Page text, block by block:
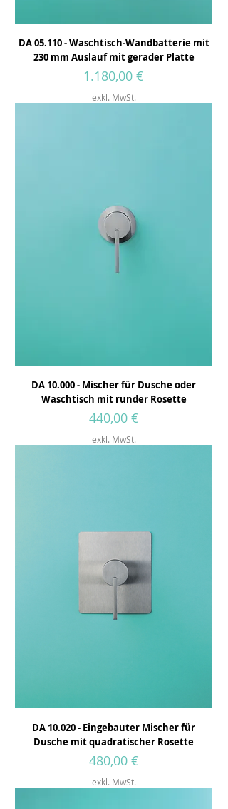
DA 05.110 - Waschtisch-Wandbatterie mit
230 mm Auslauf mit gerader Platte
Preis
1.180,00 €
exkl. MwSt.
DA 10.000 - Mischer für Dusche oder
Waschtisch mit runder Rosette
Preis
440,00 €
exkl. MwSt.
DA 10.020 - Eingebauter Mischer für
Dusche mit quadratischer Rosette
Preis
480,00 €
exkl. MwSt.